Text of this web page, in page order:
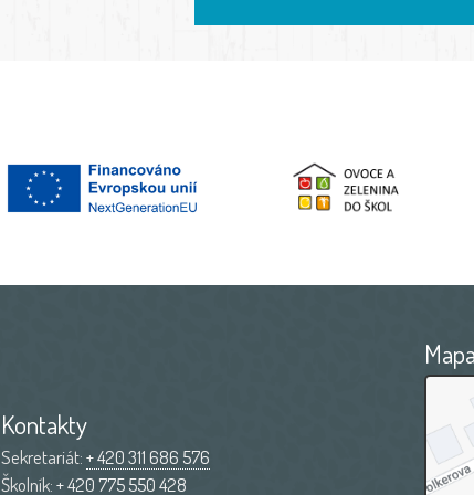
Kontakty
Sekretariát:+ 420 311 686 576
Školník:+ 420 775 550 428